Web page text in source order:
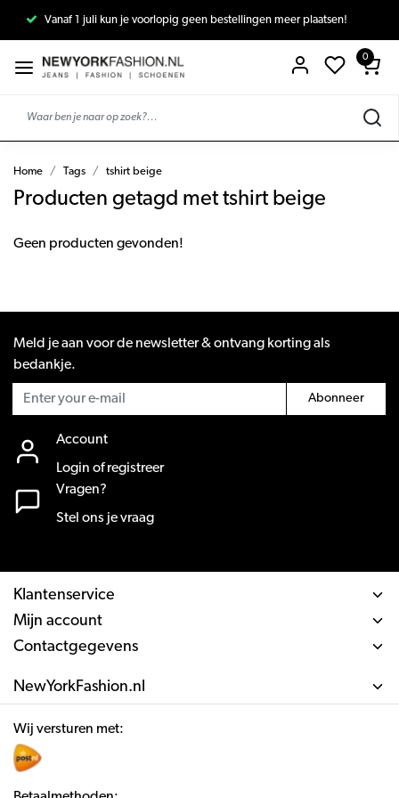
Vanaf 1 juli kun je voorlopig geen bestellingen meer plaatsen!
0
Home Tags tshirt beige
Producten getagd met tshirt beige
Geen producten gevonden!
Meld je aan voor de newsletter & ontvang korting als
bedankje.
Abonneer
Account
Login of registreer
Vragen?
Stel ons je vraag
Klantenservice
Mijn account
Contactgegevens
NewYorkFashion.nl
Wij versturen met: